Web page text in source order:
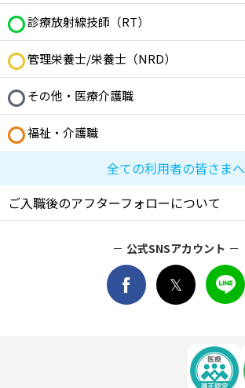
診療放射線技師（RT）
管理栄養士/栄養士（NRD）
その他・医療介護職
福祉・介護職
全ての利用者の皆さまへ
ご入職後のアフターフォローについて
公式SNSアカウント